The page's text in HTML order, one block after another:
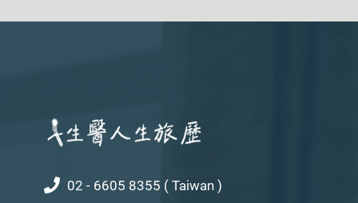
02 - 6605 8355 ( Taiwan )